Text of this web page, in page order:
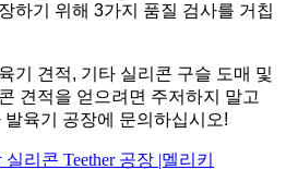
하기 위해 3가지 품질 검사를 거칩
기 견적, 기타 실리콘 구슬 도매 및
견적을 얻으려면 주저하지 말고
육기 공장에 문의하십시오!